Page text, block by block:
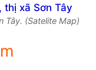
Tây. (Satelite Map)